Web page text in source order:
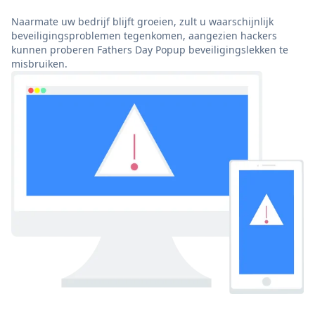
Naarmate uw bedrijf blijft groeien, zult u waarschijnlijk
beveiligingsproblemen tegenkomen, aangezien hackers
kunnen proberen Fathers Day Popup beveiligingslekken te
misbruiken.